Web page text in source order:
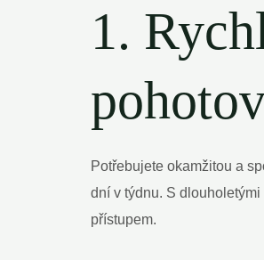
1.
Potřebujete okamžitou a
dní v týdnu. S
přístupem.